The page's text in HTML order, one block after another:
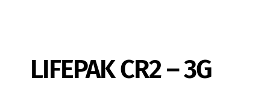
LIFEPAK CR2 – 3G